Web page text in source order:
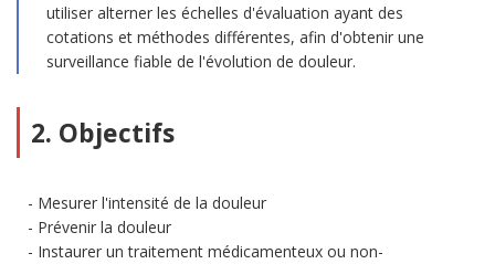
utiliser alterner les échelles d'évaluation ayant des
cotations et méthodes différentes, afin d'obtenir une
surveillance fiable de l'évolution de douleur.
2. Objectifs
Mesurer l'intensité de la douleur
Prévenir la douleur
Instaurer un traitement médicamenteux ou non-